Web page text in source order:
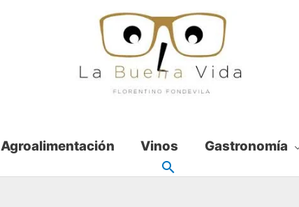
Agroalimentación Vinos Gastronomía